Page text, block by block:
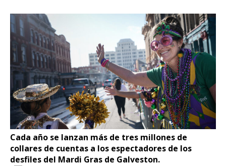
Cada año se lanzan más de tres millones de
collares de cuentas a los espectadores de los
desfiles del Mardi Gras de Galveston.